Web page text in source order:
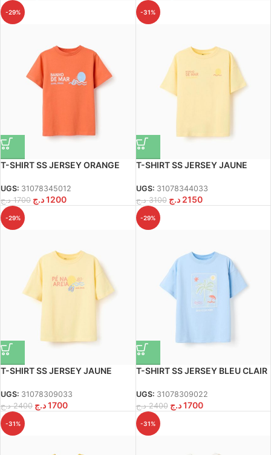
-29%
T-SHIRT SS JERSEY ORANGE
UGS: 31078345012
1700 د.ج 1200د.ج
-31%
T-SHIRT SS JERSEY JAUNE
UGS: 31078344033
3100 د.ج 2150 د.ج
-29%
T-SHIRT SS JERSEY JAUNE
UGS: 31078309033
2400 د.ج 1700د.ج
-29%
T-SHIRT SS JERSEY BLEU CLAIR
UGS: 31078309022
2400 د.ج 1700 د.ج
-31%
-31%